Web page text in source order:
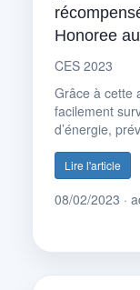
Honoree
CES 2023
Grâce à cette
facilement
d’énergie,
Lire l'article
08/02/2023 ·